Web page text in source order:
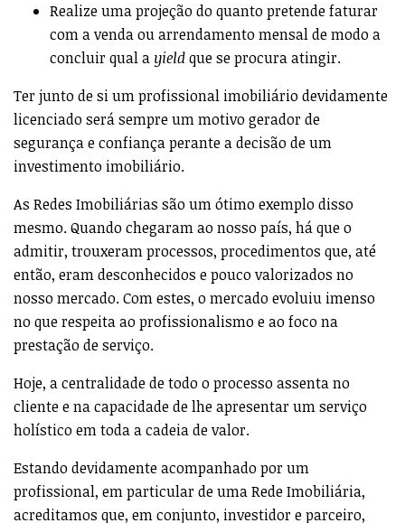
Realize uma projeção do quanto pretende faturar
com a venda ou arrendamento mensal de modo a
concluir qual a yieldque se procura atingir.
Ter junto de si um profissional imobiliário devidamente
licenciado será sempre um motivo gerador de
segurança e confiança perante a decisão de um
investimento imobiliário.
As Redes Imobiliárias são um ótimo exemplo disso
mesmo. Quando chegaram ao nosso país, há que o
admitir, trouxeram processos, procedimentos que, até
então, eram desconhecidos e pouco valorizados no
nosso mercado. Com estes, o mercado evoluiu imenso
no que respeita ao profissionalismo e ao foco na
prestação de serviço.
Hoje, a centralidade de todo o processo assenta no
cliente e na capacidade de lhe apresentar um serviço
holístico em toda a cadeia de valor.
Estando devidamente acompanhado por um
profissional, em particular de uma Rede Imobiliária,
acreditamos que, em conjunto, investidor e parceiro,